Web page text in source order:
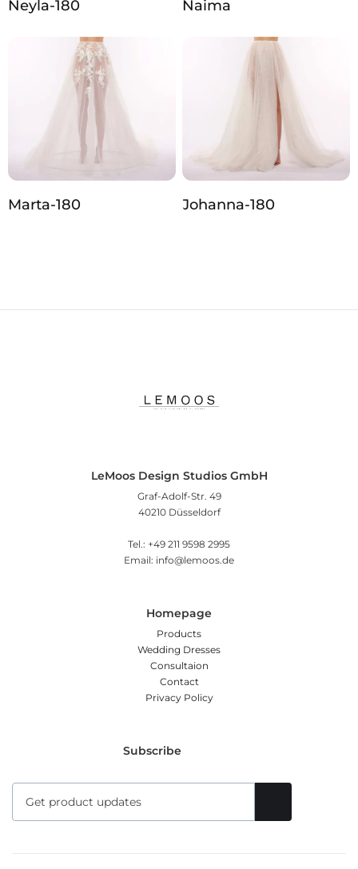
Neyla-180 Naima
Marta-180 Johanna‑180
LeMoos Design Studios GmbH
Graf-Adolf-Str. 49
40210 Düsseldorf
Tel.: +49 211 9598 2995
Email: info@lemoos.de
Homepage
Products
Wedding Dresses
Consultaion
Contact
Privacy Policy
Subscribe